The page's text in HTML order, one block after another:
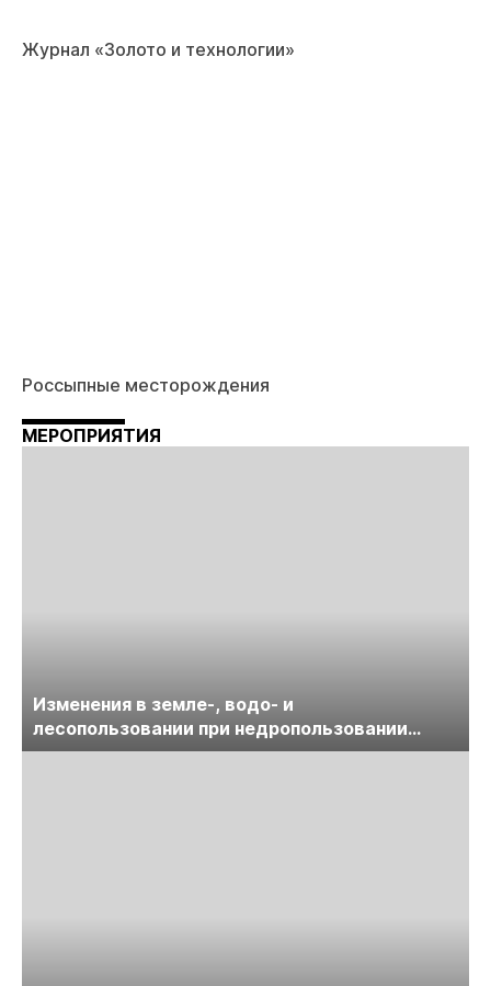
Журнал «Золото и технологии»
Россыпные месторождения
МЕРОПРИЯТИЯ
Изменения в земле-, водо- и
лесопользовании при недропользовании
обсудят на семинаре «ПравоТЭК»